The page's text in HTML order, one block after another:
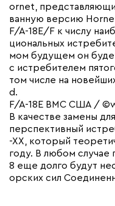
ornet,
ванную версию
F/A-18E/F к числу
циональных
мом будущем он
с истребителем
том числе на
d.
F/A-18E ВМС США /
В качестве замены
перспективный
-XX, который
году. В любом случае
8 еще долго будут
орских сил